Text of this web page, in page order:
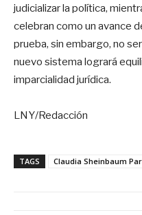
judicializar la política,
celebran como un avance
prueba, sin embargo, no
nuevo sistema logrará
imparcialidad jurídica.
LNY/Redacción
TAGS Claudia Sheinbaum